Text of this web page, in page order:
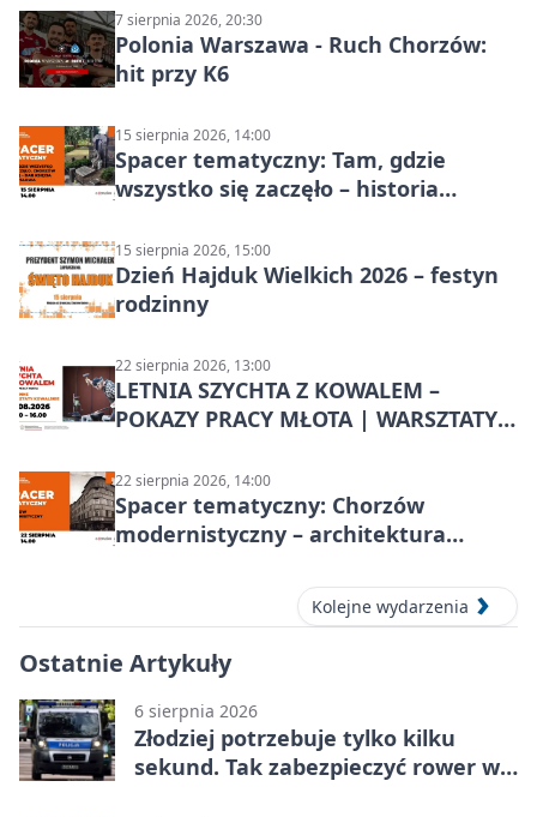
7 sierpnia 2026, 20:30
Polonia Warszawa - Ruch Chorzów:
hit przy K6
15 sierpnia 2026, 14:00
Spacer tematyczny: Tam, gdzie
wszystko się zaczęło – historia
15 sierpnia 2026, 15:00
Dzień Hajduk Wielkich 2026 – festyn
rodzinny
22 sierpnia 2026, 13:00
LETNIA SZYCHTA Z KOWALEM –
POKAZY PRACY MŁOTA | WARSZTATY
22 sierpnia 2026, 14:00
Spacer tematyczny: Chorzów
modernistyczny – architektura
Kolejne wydarzenia
Ostatnie Artykuły
6 sierpnia 2026
Złodziej potrzebuje tylko kilku
sekund. Tak zabezpieczyć rower w